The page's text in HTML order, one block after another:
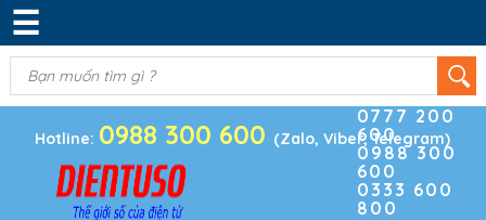
DANH MỤC SẢN PHẨM
KIM KHÍ
ĐIỆN TRỞ & TỤ ĐIỆN
BOARD PHÁT TRIỂN
MODULE CẢM BIẾN
LINH KIỆN KHÁC
☰
Hotline: 0988 300 600 (Zalo, Viber, Telegram)
Điện thoại
0777 200
600
0988 300
600
0333 600
800
(0)